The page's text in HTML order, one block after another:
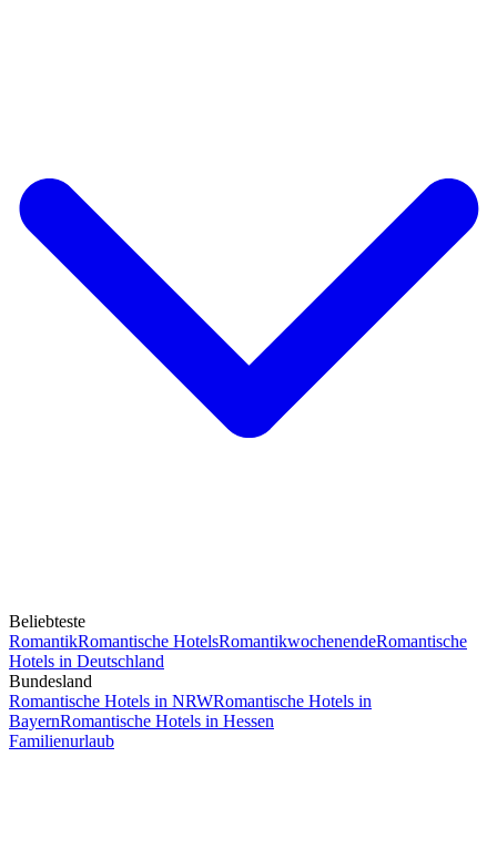
Beliebteste
RomantikRomantische HotelsRomantikwochenendeRomantische
Hotels in Deutschland
Bundesland
Romantische Hotels in NRWRomantische Hotels in
BayernRomantische Hotels in Hessen
Familienurlaub